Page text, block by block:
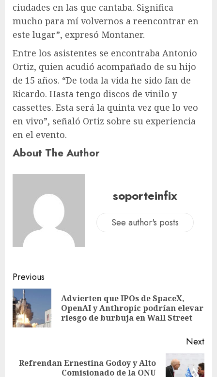
ciudades en las que cantaba. Significa
mucho para mí volvernos a reencontrar en
este lugar”, expresó Montaner.
Entre los asistentes se encontraba Antonio
Ortiz, quien acudió acompañado de su hijo
de 15 años. “De toda la vida he sido fan de
Ricardo. Hasta tengo discos de vinilo y
cassettes. Esta será la quinta vez que lo veo
en vivo”, señaló Ortiz sobre su experiencia
en el evento.
About The Author
soporteinfix
See author's posts
Previous
Advierten que IPOs de SpaceX,
OpenAI y Anthropic podrían elevar
riesgo de burbuja en Wall Street
Next
Refrendan Ernestina Godoy y Alto
Comisionado de la ONU